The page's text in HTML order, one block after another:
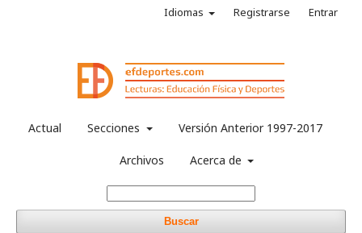
Actual Secciones Versión Anterior 1997-2017
Archivos Acerca de
Buscar
Idiomas Registrarse Entrar